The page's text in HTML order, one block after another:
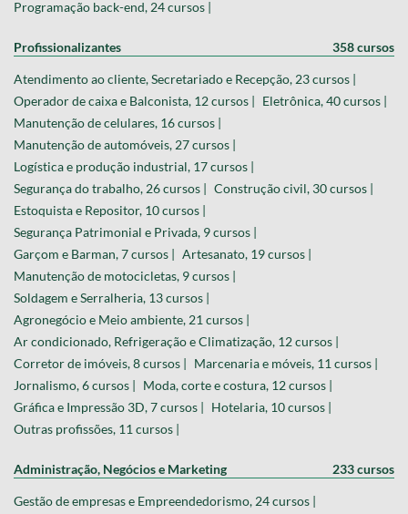
Programação back-end, 24 cursos |
Profissionalizantes 358 cursos
Atendimento ao cliente, Secretariado e Recepção, 23 cursos |
Operador de caixa e Balconista, 12 cursos | Eletrônica, 40 cursos |
Manutenção de celulares, 16 cursos |
Manutenção de automóveis, 27 cursos |
Logística e produção industrial, 17 cursos |
Segurança do trabalho, 26 cursos | Construção civil, 30 cursos |
Estoquista e Repositor, 10 cursos |
Segurança Patrimonial e Privada, 9 cursos |
Garçom e Barman, 7 cursos | Artesanato, 19 cursos |
Manutenção de motocicletas, 9 cursos |
Soldagem e Serralheria, 13 cursos |
Agronegócio e Meio ambiente, 21 cursos |
Ar condicionado, Refrigeração e Climatização, 12 cursos |
Corretor de imóveis, 8 cursos | Marcenaria e móveis, 11 cursos |
Jornalismo, 6 cursos | Moda, corte e costura, 12 cursos |
Gráfica e Impressão 3D, 7 cursos | Hotelaria, 10 cursos |
Outras profissões, 11 cursos |
Administração, Negócios e Marketing 233 cursos
Gestão de empresas e Empreendedorismo, 24 cursos |